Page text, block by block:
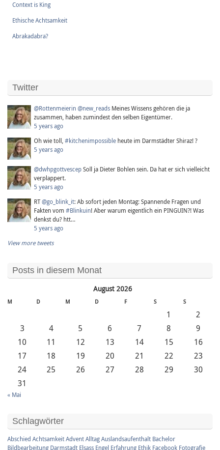
Context is King
Ethische Achtsamkeit
Abrakadabra?
Twitter
@Rottenmeierin @new_reads Meines Wissens gehören die ja
zusammen, haben zumindest den selben Eigentümer.
5 years ago
Oh wie toll, #kitchenimpossible heute im Darmstädter Shiraz! ?
5 years ago
@dwhpgottvescepSoll ja Dieter Bohlen sein. Da hat er sich vielleicht
verplappert.
5 years ago
RT@go_blink_it: Ab sofort jeden Montag: Spannende Fragen und
Fakten vom #Blinkuin! Aber warum eigentlich ein PINGUIN?! Was
denkst du? htt…
5 years ago
View more tweets
Posts in diesem Monat
August 2026
M D M D F S S
1
2
3
4 5 6 7 8
9
10
11 12 13 14 15
16
17
18 19 20 21 22
23
24
25 26 27 28 29
30
31
« Mai
Schlagwörter
Abschied AchtsamkeitAdventAlltagAuslandsaufenthalt Bachelor
Bildbearbeitung Darmstadt Elsass Engel Erfahrung Ethik Facebook Fotografie